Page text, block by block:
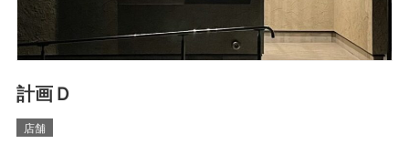
計画Ｄ
店舗